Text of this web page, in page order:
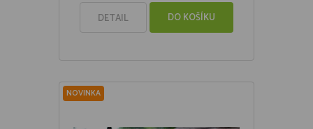
DETAIL DO KOŠÍKU
NOVINKA